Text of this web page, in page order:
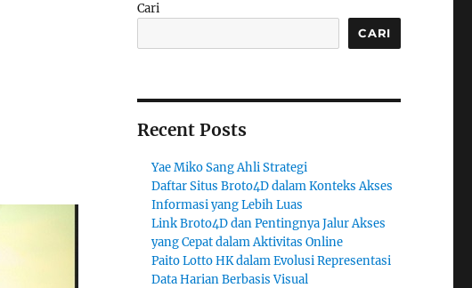
Cari
CARI
Recent Posts
Yae Miko Sang Ahli Strategi
Daftar Situs Broto4D dalam Konteks Akses
Informasi yang Lebih Luas
Link Broto4D dan Pentingnya Jalur Akses
yang Cepat dalam Aktivitas Online
Paito Lotto HK dalam Evolusi Representasi
Data Harian Berbasis Visual